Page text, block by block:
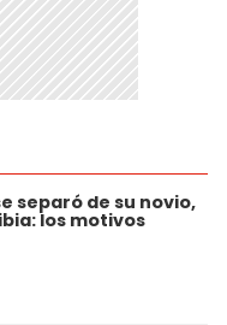
separó de su novio,
los motivos